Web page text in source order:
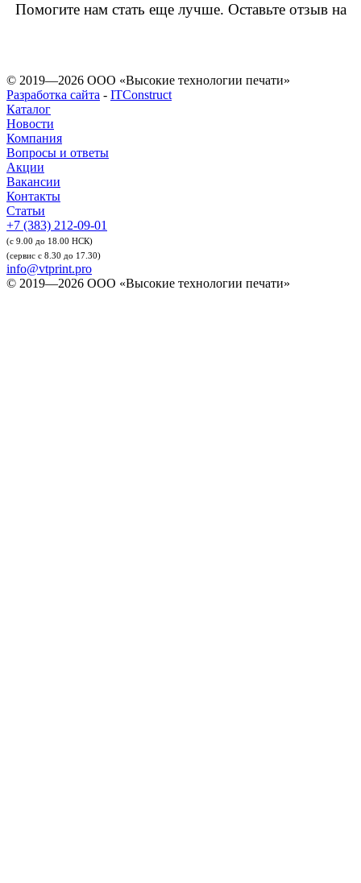
Помогите нам стать еще лучше. Оставьте отзыв на
© 2019—2026 ООО «Высокие технологии печати»
Разработка сайта - ITConstruct
Каталог
Новости
Компания
Вопросы и ответы
Акции
Вакансии
Контакты
Статьи
+7 (383) 212-09-01
(с 9.00 до 18.00 НСК)
(сервис с 8.30 до 17.30)
info@vtprint.pro
© 2019—2026 ООО «Высокие технологии печати»